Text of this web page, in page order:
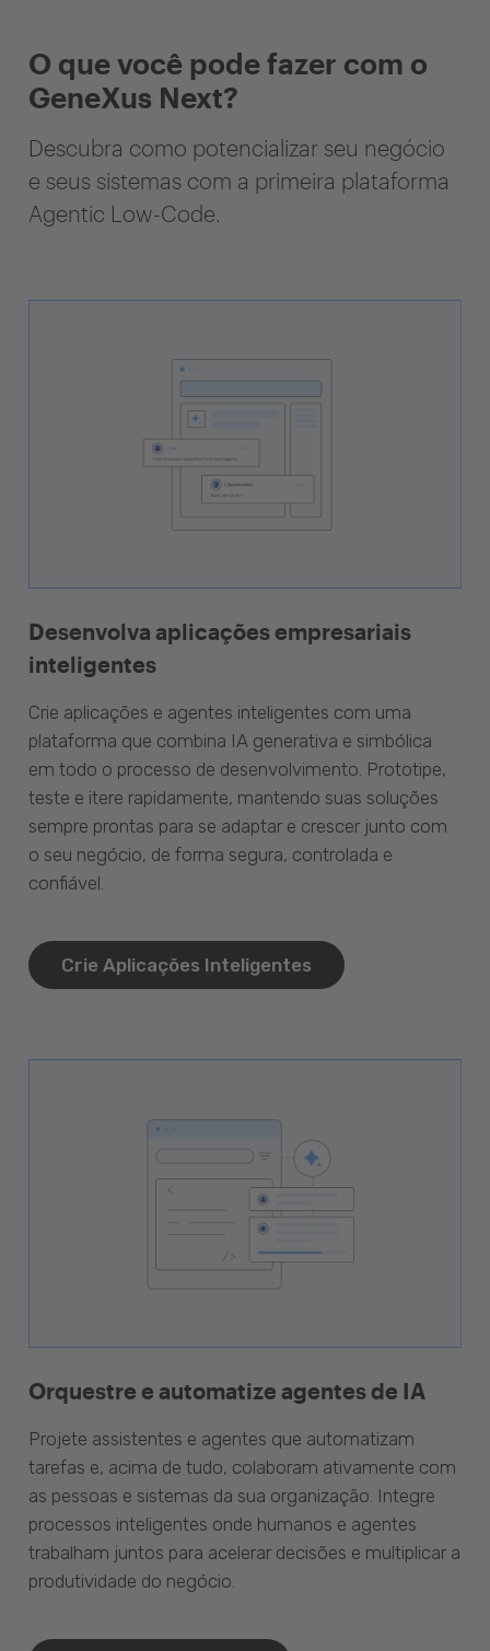
O que você pode fazer com o
GeneXus Next?
Descubra como potencializar seu negócio
e seus sistemas com a primeira plataforma
Agentic Low-Code.
Desenvolva aplicações empresariais
inteligentes
Crie aplicações e agentes inteligentes com uma
plataforma que combina IA generativa e simbólica
em todo o processo de desenvolvimento. Prototipe,
teste e itere rapidamente, mantendo suas soluções
sempre prontas para se adaptar e crescer junto com
o seu negócio, de forma segura, controlada e
confiável.
Crie Aplicações Inteligentes
Orquestre e automatize agentes de IA
Projete assistentes e agentes que automatizam
tarefas e, acima de tudo, colaboram ativamente com
as pessoas e sistemas da sua organização. Integre
processos inteligentes onde humanos e agentes
trabalham juntos para acelerar decisões e multiplicar a
produtividade do negócio.